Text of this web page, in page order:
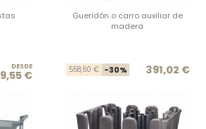
Precio base
Precio
DESDE
€
Gueridón o carro auxiliar de
madera
558,60 € -30% 391,02 €